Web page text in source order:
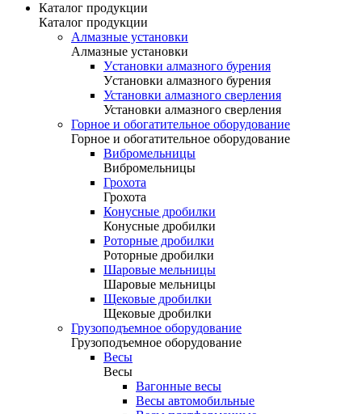
Каталог продукции
Каталог продукции
Алмазные установки
Алмазные установки
Уcтановки алмазного бурения
Уcтановки алмазного бурения
Установки алмазного сверления
Установки алмазного сверления
Горное и обогатительное оборудование
Горное и обогатительное оборудование
Вибромельницы
Вибромельницы
Грохота
Грохота
Конусные дробилки
Конусные дробилки
Роторные дробилки
Роторные дробилки
Шаровые мельницы
Шаровые мельницы
Щековые дробилки
Щековые дробилки
Грузоподъемное оборудование
Грузоподъемное оборудование
Весы
Весы
Вагонные весы
Весы автомобильные